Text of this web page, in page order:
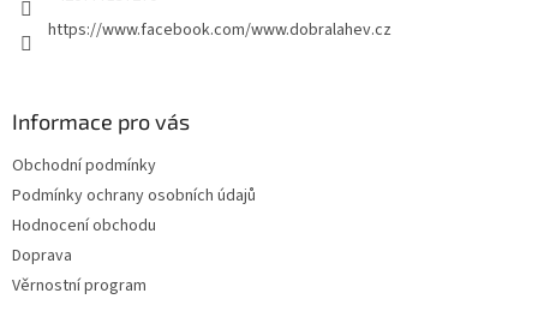
https://www.facebook.com/www.dobralahev.cz
Informace pro vás
Obchodní podmínky
Podmínky ochrany osobních údajů
Hodnocení obchodu
Doprava
Věrnostní program